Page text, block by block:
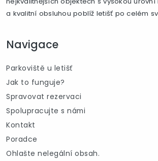
a kvalitní obsluhou poblíž letišť po celém
Navigace
Parkoviště u letišť
Jak to funguje?
Spravovat rezervaci
Spolupracujte s námi
Kontakt
Poradce
Ohlašte nelegální obsah.